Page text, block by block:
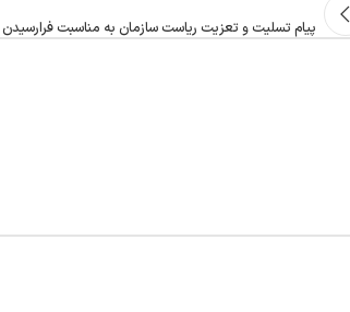
پیام تسلیت و تعزیت ریاست سازمان به مناسبت